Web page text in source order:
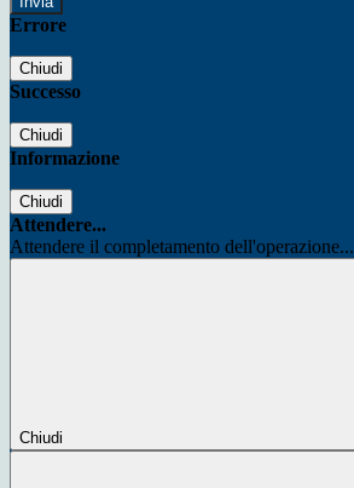
Errore
Chiudi
Successo
Chiudi
Informazione
Chiudi
Attendere...
Attendere il completamento dell'operazione...
Chiudi